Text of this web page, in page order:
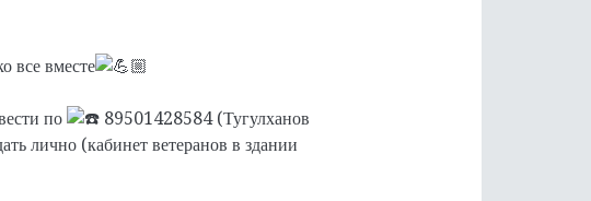
все вместе
по
89501428584 (Тугулханов
лично (кабинет ветеранов в здании